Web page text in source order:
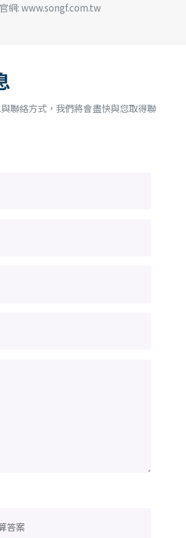
官網:www.songf.com.tw
聯絡方式，我們將會盡快與您取得聯